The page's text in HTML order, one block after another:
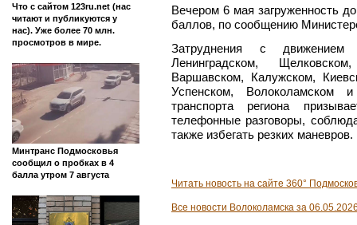
Что с сайтом 123ru.net (нас
читают и публикуются у
нас). Уже более 70 млн.
просмотров в мире.
Минтранс Подмосковья
сообщил о пробках в 4
балла утром 7 августа
Вечером 6 мая загруженность
баллов, по сообщению
Затруднения с движением
Ленинградском,
Варшавском, Калужском,
Успенском, Волоколамском
транспорта региона
телефонные разговоры,
также избегать резких маневров.
Читать новость на сайте 360°
Все новости Волоколамска за